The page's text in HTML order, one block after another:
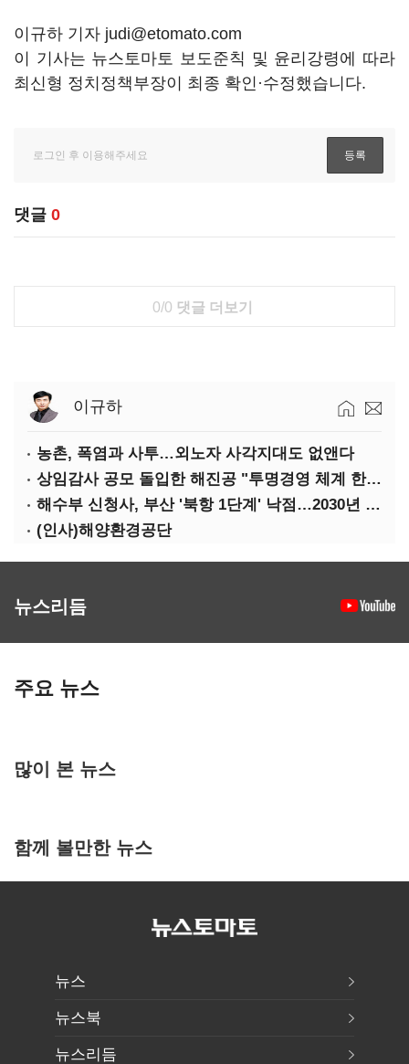
이규하 기자 judi@etomato.com
이 기사는 뉴스토마토 보도준칙 및 윤리강령에 따라
최신형 정치정책부장이 최종 확인·수정했습니다.
댓글 0
0/0 댓글 더보기
이규하
농촌, 폭염과 사투…외노자 사각지대도 없앤다
상임감사 공모 돌입한 해진공 "투명경영 체계 한층 강화"
해수부 신청사, 부산 '북항 1단계' 낙점…2030년 완공 목표
(인사)해양환경공단
뉴스리듬
주요 뉴스
많이 본 뉴스
함께 볼만한 뉴스
뉴스
뉴스북
뉴스리듬